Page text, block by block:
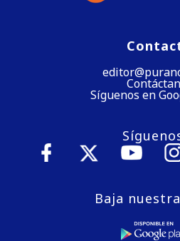
Síguenos en
Baja